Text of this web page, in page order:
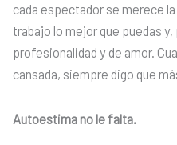
cada espectador se merece
trabajo lo mejor que puedas
profesionalidad y de amor.
cansada, siempre digo que
Autoestima no le falta.